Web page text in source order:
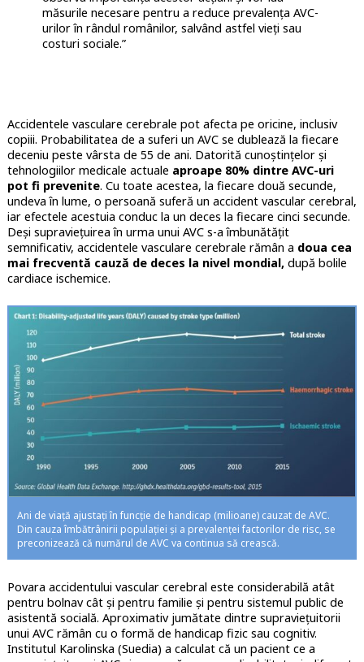
măsurile necesare pentru a reduce prevalența AVC-
urilor în rândul românilor, salvând astfel vieți sau
costuri sociale.”
Accidentele vasculare cerebrale pot afecta pe oricine, inclusiv
copiii. Probabilitatea de a suferi un AVC se dublează la fiecare
deceniu peste vârsta de 55 de ani. Datorită cunoștințelor și
tehnologiilor medicale actuale aproape 80% dintre AVC-uri
pot fi prevenite. Cu toate acestea, la fiecare două secunde,
undeva în lume, o persoană suferă un accident vascular cerebral,
iar efectele acestuia conduc la un deces la fiecare cinci secunde.
Deși supravieţuirea în urma unui AVC s-a îmbunătăţit
semnificativ, accidentele vasculare cerebrale rămân a doua cea
mai frecventă cauză de deces la nivel mondial,după bolile
cardiace ischemice.
Ani de viață ajustați în funcție de handicap (milioane) cauzat de AVC.
Din cauza îmbătrânirii populației și a prevalenței factorilor de risc, se
preconizează că numărul de AVC va continua să crească.
Povara accidentului vascular cerebral este considerabilă atât
pentru bolnav cât și pentru familie și pentru sistemul public de
asistentă socială. Aproximativ jumătate dintre supraviețuitorii
unui AVC rămân cu o formă de handicap fizic sau cognitiv.
Institutul Karolinska (Suedia) a calculat că un pacient ce a